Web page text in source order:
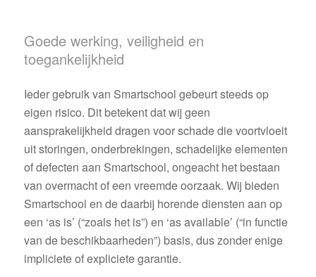
Goede werking, veiligheid en
toegankelijkheid
Ieder gebruik van Smartschool gebeurt steeds op
eigen risico. Dit betekent dat wij geen
aansprakelijkheid dragen voor schade die voortvloeit
uit storingen, onderbrekingen, schadelijke elementen
of defecten aan Smartschool, ongeacht het bestaan
van overmacht of een vreemde oorzaak. Wij bieden
Smartschool en de daarbij horende diensten aan op
een ‘as is’ (“zoals het is”) en ‘as available’ (“in functie
van de beschikbaarheden”) basis, dus zonder enige
impliciete of expliciete garantie.